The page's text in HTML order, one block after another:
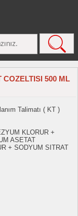
500 ML
Talimatı ( KT )
KLORUR +
ASETAT
+ SODYUM SITRAT